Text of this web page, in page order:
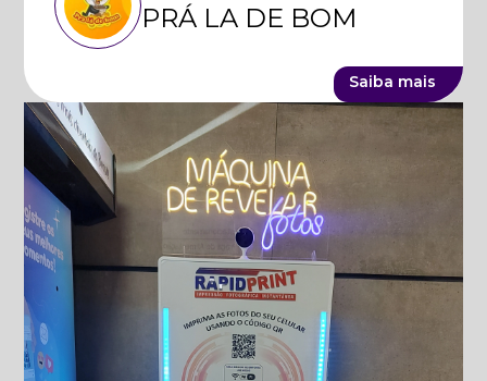
PRÁ LA DE BOM
Saiba mais